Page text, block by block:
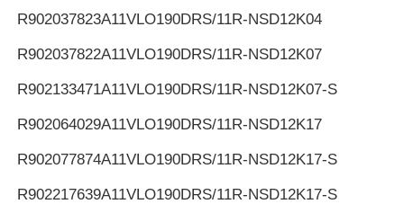
R902037823A11VLO190DRS/11R-NSD12K04
R902037822A11VLO190DRS/11R-NSD12K07
R902133471A11VLO190DRS/11R-NSD12K07-S
R902064029A11VLO190DRS/11R-NSD12K17
R902077874A11VLO190DRS/11R-NSD12K17-S
R902217639A11VLO190DRS/11R-NSD12K17-S